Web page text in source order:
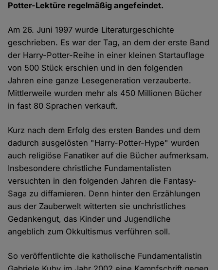
Potter-Lektüre regelmäßig angefeindet.
Am 26. Juni 1997 wurde Literaturgeschichte
geschrieben. Es war der Tag, an dem der erste Band
der Harry-Potter-Reihe in einer kleinen Startauflage
von 500 Stück erschien und in den folgenden
Jahren eine ganze Lesegeneration verzauberte.
Mittlerweile wurden mehr als 450 Millionen Bücher
in fast 80 Sprachen verkauft.
Kurz nach dem Erfolg des ersten Bandes und dem
dadurch ausgelösten "Harry-Potter-Hype" wurden
auch religiöse Fanatiker auf die Bücher aufmerksam.
Insbesondere christliche Fundamentalisten
versuchten in den folgenden Jahren die Fantasy-
Saga zu diffamieren. Denn hinter den Erzählungen
aus der Zauberwelt witterten sie unchristliches
Gedankengut, das Kinder und Jugendliche
angeblich zum Okkultismus verführen soll.
So veröffentlichte die katholische Fundamentalistin